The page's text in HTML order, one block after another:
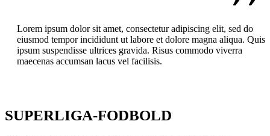
Lorem ipsum dolor sit amet, consectetur adipiscing elit, sed do
eiusmod tempor incididunt ut labore et dolore magna aliqua. Quis
ipsum suspendisse ultrices gravida. Risus commodo viverra
maecenas accumsan lacus vel facilisis.
SUPERLIGA-FODBOLD